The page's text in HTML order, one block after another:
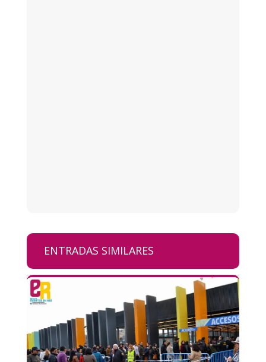
ENTRADAS SIMILARES